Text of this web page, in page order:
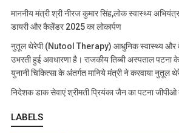
माननीय मंत्री श्री नीरज कुमार सिंह,लोक स्वास्थ्य अभियंत्रण
डायरी और कैलेंडर 2025 का लोकार्पण
नुतूल थेरेपी (Nutool Therapy) आधुनिक स्वास्थ्य और
उभरती हुई अवधारणा है। राजकीय तिब्बी अस्पताल पटना
युनानी चिकित्सा के अंतर्गत मानिये मंत्री ने करवाया नुतूल
निदेशक डाक सेवाएं श्रीमती प्रियंका जैन का पटना जीपीओ
LABELS